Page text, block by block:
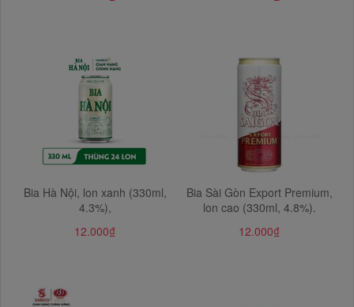
Bia Hà Nội, lon xanh (330ml,
4.3%),
12.000₫
Bia Sài Gòn Export Premium,
lon cao (330ml, 4.8%).
12.000₫